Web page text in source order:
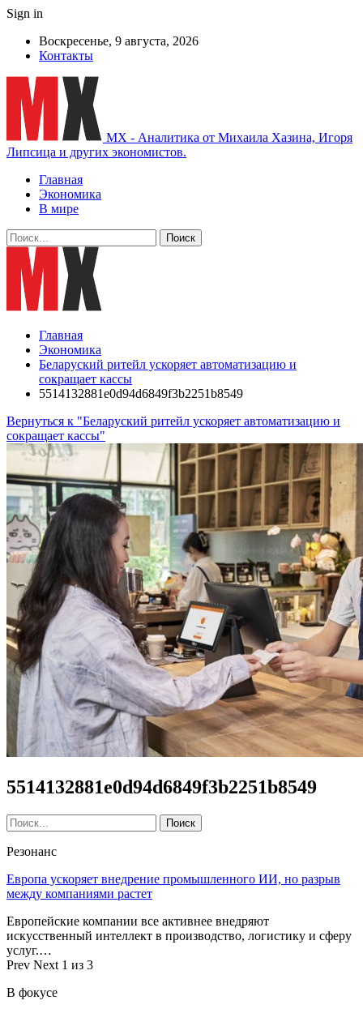
Sign in
Воскресенье, 9 августа, 2026
Контакты
MX - Аналитика от Михаила Хазина, Игоря
Липсица и других экономистов.
Главная
Экономика
В мире
Главная
Экономика
Беларуский ритейл ускоряет автоматизацию и
сокращает кассы
5514132881e0d94d6849f3b2251b8549
Вернуться к "Беларуский ритейл ускоряет автоматизацию и
сокращает кассы"
5514132881e0d94d6849f3b2251b8549
Резонанс
Европа ускоряет внедрение промышленного ИИ, но разрыв
между компаниями растет
Европейские компании все активнее внедряют
искусственный интеллект в производство, логистику и сферу
услуг.…
Prev Next 1 из 3
В фокусе